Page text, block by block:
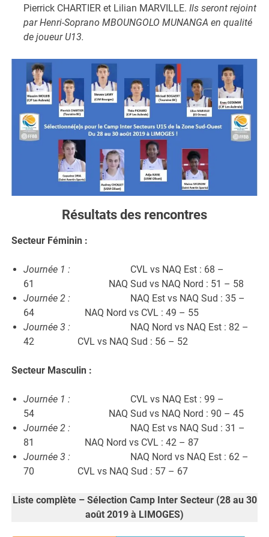
Pierrick CHARTIER et Lilian MARVILLE. Ils seront rejoint
par Henri-Soprano MBOUNGOLO MUNANGA en qualité
de joueur U13.
Résultats des rencontres
Secteur Féminin :
Journée 1 : CVL vs NAQ Est : 68 –
61 NAQ Sud vs NAQ Nord : 51 – 58
Journée 2 : NAQ Est vs NAQ Sud : 35 –
64 NAQ Nord vs CVL : 49 – 55
Journée 3 : NAQ Nord vs NAQ Est : 82 –
42 CVL vs NAQ Sud : 56 – 52
Secteur Masculin :
Journée 1 : CVL vs NAQ Est : 99 –
54 NAQ Sud vs NAQ Nord : 90 – 45
Journée 2 : NAQ Est vs NAQ Sud : 31 –
81 NAQ Nord vs CVL : 42 – 87
Journée 3 : NAQ Nord vs NAQ Est : 62 –
70 CVL vs NAQ Sud : 57 – 67
Liste complète – Sélection Camp Inter Secteur (28 au 30
août 2019 à LIMOGES)